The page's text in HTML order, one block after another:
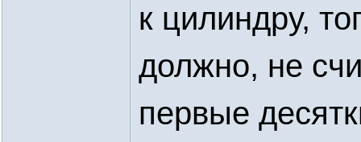
к цилиндру,
должно, не
первые